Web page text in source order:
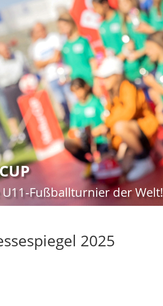
Fußballturnier der Welt!
2025